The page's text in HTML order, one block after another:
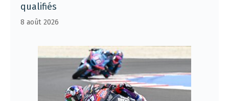
qualifiés
8 août 2026